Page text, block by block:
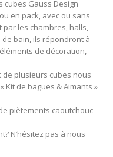
cubes Gauss Design
en pack, avec ou sans
les chambres, halls,
bain, ils répondront à
de décoration,
de plusieurs cubes nous
Kit de bagues & Aimants »
piètements caoutchouc
N’hésitez pas à nous